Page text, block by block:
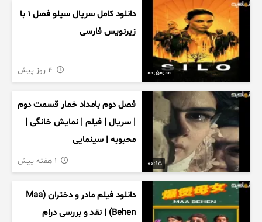
00:50:00
دانلود کامل سریال سیلو فصل ۱ با
زیرنویس فارسی
00:15
فصل دوم بامداد خمار قسمت دوم
| سریال | فیلم | نمایش خانگی |
محبوبه | سینمایی
دانلود فیلم مادر و دختران (Maa
Behen) | نقد و بررسی درام